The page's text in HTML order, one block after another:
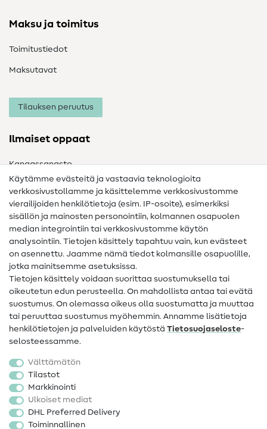
Maksu ja toimitus
Toimitustiedot
Maksutavat
Tilauksen peruutus
Ilmaiset oppaat
Kangassanasto
Ompelusanasto
Ompeluohjeet
Apua ja yhteystiedot
Yhteystiedot
Tietoa omistajanvaihdoksesta
Peruutusoikeus
Suosittu
Kankaat
Ompelutarvikkeet
Ale
Käytämme evästeitä ja vastaavia teknologioita
verkkosivustollamme ja käsittelemme verkkosivustomme
vierailijoiden henkilötietoja (esim. IP-osoite), esimerkiksi
sisällön ja mainosten personointiin, kolmannen osapuolen
median integrointiin tai verkkosivustomme käytön
analysointiin. Tietojen käsittely tapahtuu vain, kun evästeet
on asennettu. Jaamme nämä tiedot kolmansille osapuolille,
jotka mainitsemme asetuksissa.
Tietojen käsittely voidaan suorittaa suostumuksella tai
oikeutetun edun perusteella. On mahdollista antaa tai evätä
suostumus. On olemassa oikeus olla suostumatta ja muuttaa
tai peruuttaa suostumus myöhemmin. Annamme lisätietoja
henkilötietojen ja palveluiden käytöstä Tietosuojaseloste-
selosteessamme.
Välttämätön
Tilastot
Markkinointi
Ulkoiset mediat
DHL Preferred Delivery
Toiminnallinen